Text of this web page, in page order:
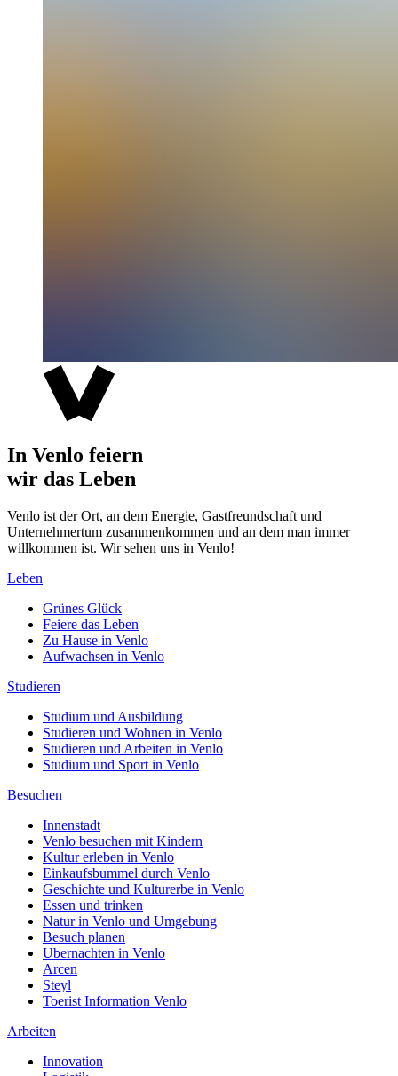
In Venlo feiern
wir das Leben
Venlo ist der Ort, an dem Energie, Gastfreundschaft und
Unternehmertum zusammenkommen und an dem man immer
willkommen ist. Wir sehen uns in Venlo!
Leben
Grünes Glück
Feiere das Leben
Zu Hause in Venlo
Aufwachsen in Venlo
Studieren
Studium und Ausbildung
Studieren und Wohnen in Venlo
Studieren und Arbeiten in Venlo
Studium und Sport in Venlo
Besuchen
Innenstadt
Venlo besuchen mit Kindern
Kultur erleben in Venlo
Einkaufsbummel durch Venlo
Geschichte und Kulturerbe in Venlo
Essen und trinken
Natur in Venlo und Umgebung
Besuch planen
Ubernachten in Venlo
Arcen
Steyl
Toerist Information Venlo
Arbeiten
Innovation